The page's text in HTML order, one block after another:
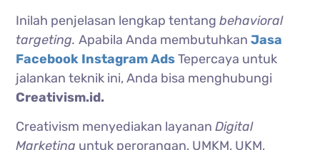
Inilah penjelasan lengkap tentangbehavioral
targeting.Apabila Anda membutuhkan Jasa
Facebook Instagram AdsTepercaya untuk
jalankan teknik ini, Anda bisa menghubungi
Creativism.id.
Creativism menyediakan layananDigital
Marketing untuk perorangan, UMKM, UKM,